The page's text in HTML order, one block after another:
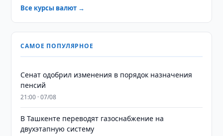
Все курсы валют →
САМОЕ ПОПУЛЯРНОЕ
Сенат одобрил изменения в порядок назначения
пенсий
21:00 · 07/08
В Ташкенте переводят газоснабжение на
двухэтапную систему